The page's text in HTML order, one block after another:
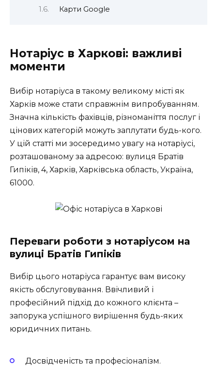
Карти Google
Нотаріус в Харкові: важливі
моменти
Вибір нотаріуса в такому великому місті як
Харків може стати справжнім випробуванням.
Значна кількість фахівців, різноманіття послуг і
цінових категорій можуть заплутати будь-кого.
У цій статті ми зосередимо увагу на нотаріусі,
розташованому за адресою: вулиця Братів
Гипіків, 4, Харків, Харківська область, Україна,
61000.
Переваги роботи з нотаріусом на
вулиці Братів Гипіків
Вибір цього нотаріуса гарантує вам високу
якість обслуговування. Ввічливий і
професійний підхід до кожного клієнта –
запорука успішного вирішення будь-яких
юридичних питань.
Досвідченість та професіоналізм.